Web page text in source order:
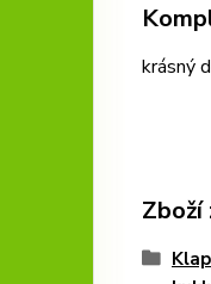
krásný
Zboží